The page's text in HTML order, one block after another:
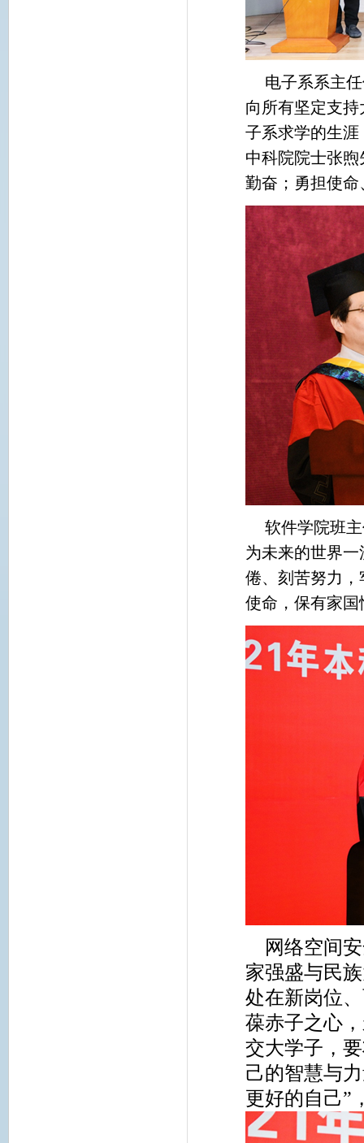
电子系系主
向所有坚定支
子系求学的生
中科院院士张
勤奋；勇担使
软件学院班
为未来的世界
倦、刻苦努力
使命，保有家
网络空间
家强盛与民
处在新岗位
葆赤子之心
交大学子，
己的智慧与
更好的自己”